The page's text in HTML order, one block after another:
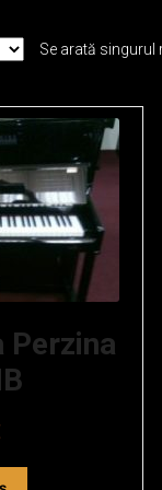
Se arată singurul
Perzina